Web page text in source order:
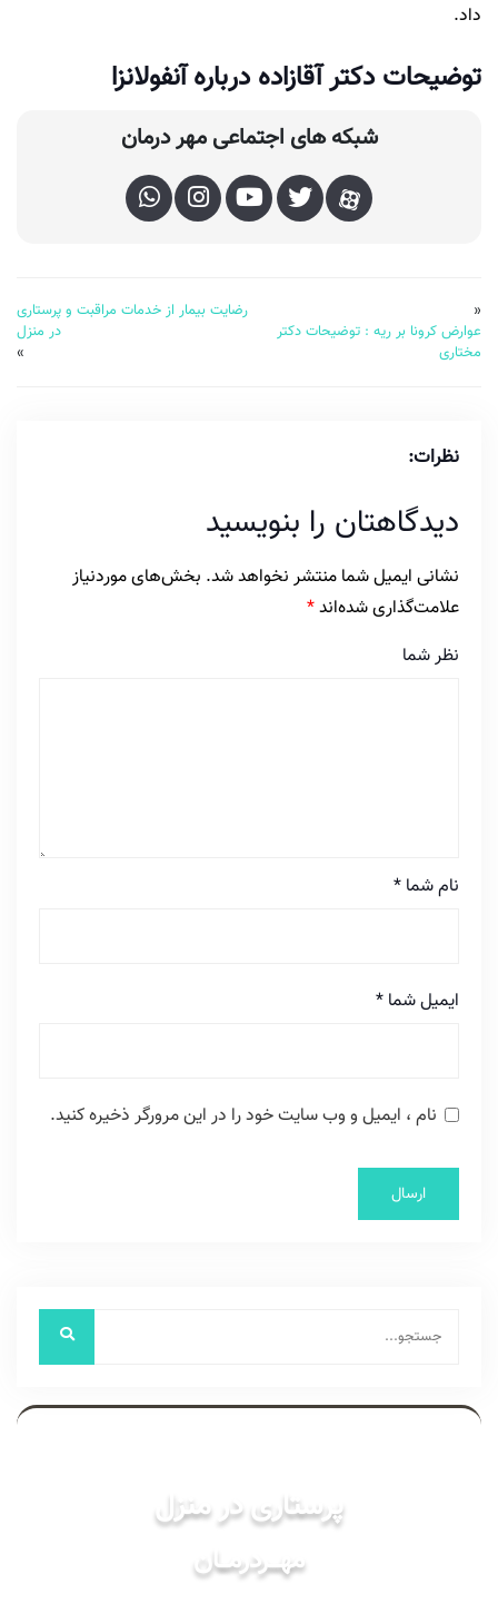
داد.
توضیحات دکتر آقازاده درباره آنفولانزا
شبکه های اجتماعی مهر درمان
«
عوارض کرونا بر ریه : توضیحات دکتر
مختاری
رضایت بیمار از خدمات مراقبت و پرستاری
در منزل
»
نظرات:
دیدگاهتان را بنویسید
نشانی ایمیل شما منتشر نخواهد شد. بخش‌های موردنیاز
علامت‌گذاری شده‌اند*
نظر شما
نام شما *
ایمیل شما *
نام ، ایمیل و وب سایت خود را در این مرورگر ذخیره کنید.
پرستاری در منزل
مهـــردرمـــان